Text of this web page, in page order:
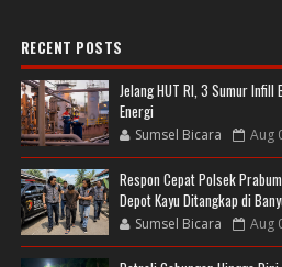
RECENT POSTS
Jelang HUT RI, 3 Sumur Infill
Energi
Sumsel Bicara Aug
Respon Cepat Polsek
Depot Kayu Ditangkap di
Sumsel Bicara Aug